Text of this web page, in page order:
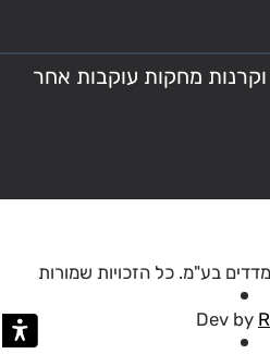
סל וקרנות מחקות עוקבות אחר
בע"מ. כל הזכויות שמורות
Dev by